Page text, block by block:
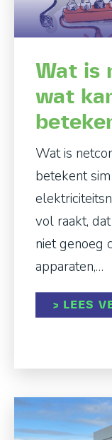
Wat is
wat
Wat is
betekent
vol raakt,
niet genoeg
apparaten,…
> LEES